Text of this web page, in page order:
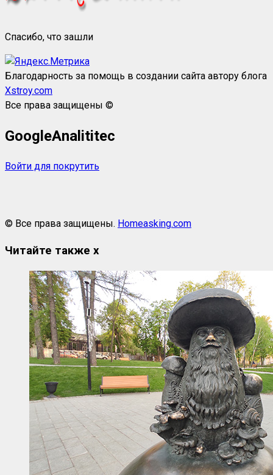
Спасибо, что зашли
Благодарность за помощь в создании сайта автору блога
Xstroy.com
Все права защищены ©
GoogleAnalititec
Войти для покрутить
© Все права защищены. Homeasking.com
Читайте также x